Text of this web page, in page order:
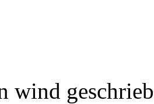
wind